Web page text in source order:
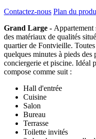
Contactez-nous Plan du
Grand Large - Appartement
des matériaux de qualités
quartier de Fontvieille.
quelques minutes à pieds
conciergerie et piscine. Idéal
compose comme suit :
Hall d'entrée
Cuisine
Salon
Bureau
Terrasse
Toilette invités